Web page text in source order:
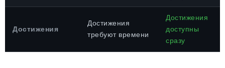
Достижения
Достижения
требуют времени
Достижения
доступны
сразу